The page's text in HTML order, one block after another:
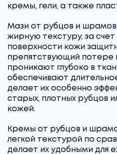
кремы, гели, а также
Мази от рубцов и
жирную текстуру, за
поверхности кожи
препятствующий потере
проникают глубоко в
обеспечивают
делает их особенно
старых, плотных рубцов
кожей.
Кремы от рубцов и
легкой текстурой по
делает их удобными для